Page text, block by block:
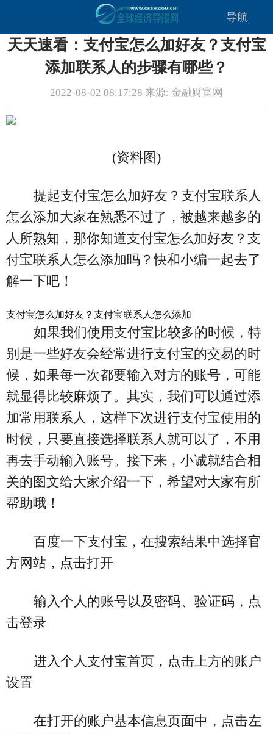
导航
天天速看：支付宝怎么加好友？支付宝
添加联系人的步骤有哪些？
2022-08-02 08:17:28 来源: 金融财富网
(资料图)
提起支付宝怎么加好友？支付宝联系人
怎么添加大家在熟悉不过了，被越来越多的
人所熟知，那你知道支付宝怎么加好友？支
付宝联系人怎么添加吗？快和小编一起去了
解一下吧！
支付宝怎么加好友？支付宝联系人怎么添加
如果我们使用支付宝比较多的时候，特
别是一些好友会经常进行支付宝的交易的时
候，如果每一次都要输入对方的账号，可能
就显得比较麻烦了。其实，我们可以通过添
加常用联系人，这样下次进行支付宝使用的
时候，只要直接选择联系人就可以了，不用
再去手动输入账号。接下来，小诚就结合相
关的图文给大家介绍一下，希望对大家有所
帮助哦！
百度一下支付宝，在搜索结果中选择官
方网站，点击打开
输入个人的账号以及密码、验证码，点
击登录
进入个人支付宝首页，点击上方的账户
设置
在打开的账户基本信息页面中，点击左